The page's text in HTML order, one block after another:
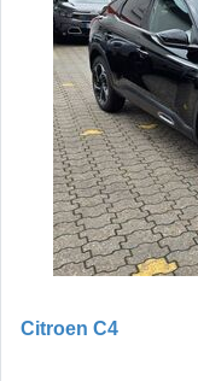
Citroen C4